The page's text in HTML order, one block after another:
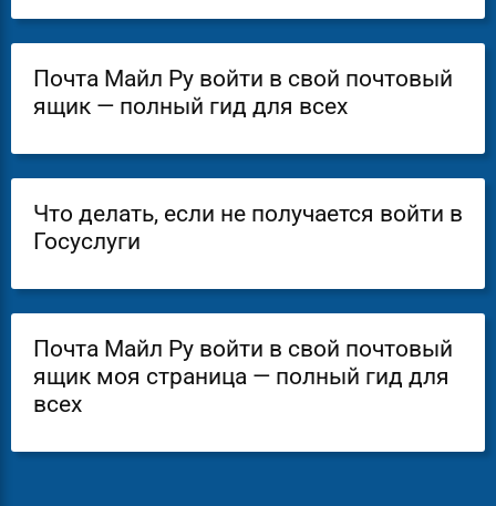
Почта Майл Ру войти в свой почтовый
ящик — полный гид для всех
Что делать, если не получается войти в
Госуслуги
Почта Майл Ру войти в свой почтовый
ящик моя страница — полный гид для
всех